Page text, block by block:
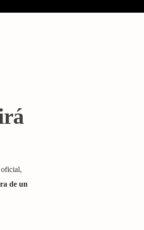
oficial,
de un